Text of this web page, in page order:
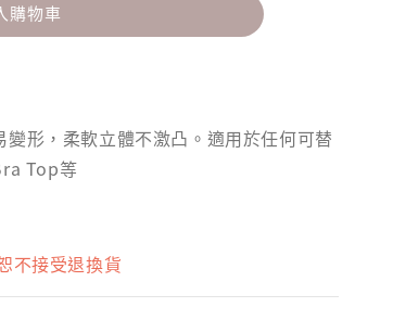
購物車
形，柔軟立體不激凸。適用於任何可替
Top等
不接受退換貨